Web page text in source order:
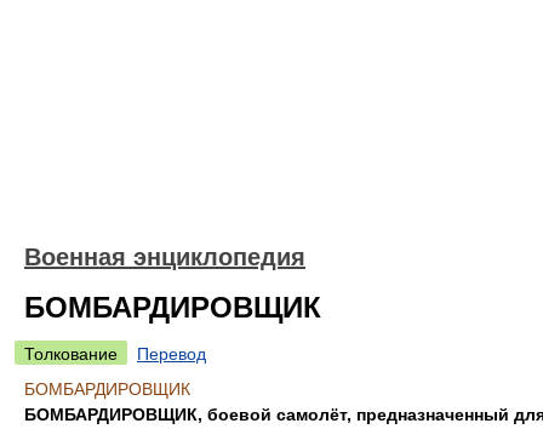
Военная энциклопедия
БОМБАРДИРОВЩИК
Толкование
Перевод
БОМБАРДИРОВЩИК
БОМБАРДИРОВЩИК, боевой самолёт, предназначенный